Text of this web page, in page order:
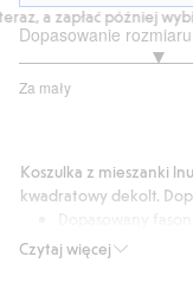
a zapłać później
Dopasowanie rozmiaru
Za mały
na
21
głosów
Czytaj więcej
Koszulka z mieszanki
kwadratowy dekolt.
Produkt zawiera